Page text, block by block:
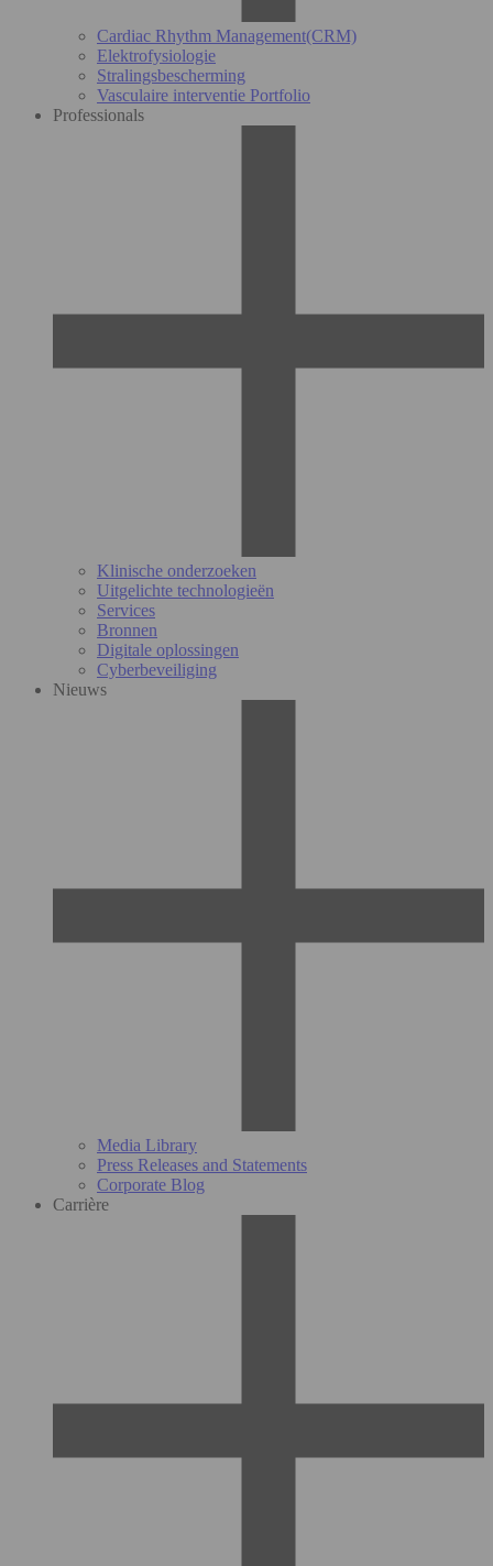
Cardiac Rhythm Management(CRM)
Elektrofysiologie
Stralingsbescherming
Vasculaire interventie Portfolio
Professionals
Klinische onderzoeken
Uitgelichte technologieën
Services
Bronnen
Digitale oplossingen
Cyberbeveiliging
Nieuws
Media Library
Press Releases and Statements
Corporate Blog
Carrière